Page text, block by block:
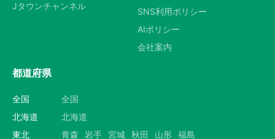
Jタウンチャンネル
SNS利用ポリシー
AIポリシー
会社案内
都道府県
全国
全国
北海道
北海道
東北
青森 岩手 宮城 秋田 山形 福島